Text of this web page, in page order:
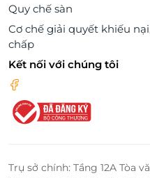
Quy chế sàn
Cơ chế giải quyết khiếu
chấp
Kết nối với chúng tôi
Trụ sở chính: Tầng 12A Tòa